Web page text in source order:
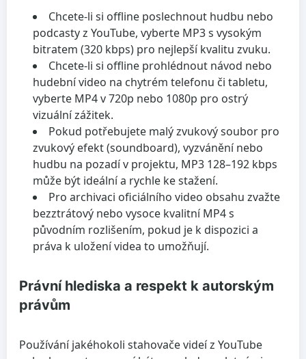
Chcete-li si offline poslechnout hudbu nebo
podcasty z YouTube, vyberte MP3 s vysokým
bitratem (320 kbps) pro nejlepší kvalitu zvuku.
Chcete-li si offline prohlédnout návod nebo
hudební video na chytrém telefonu či tabletu,
vyberte MP4 v 720p nebo 1080p pro ostrý
vizuální zážitek.
Pokud potřebujete malý zvukový soubor pro
zvukový efekt (soundboard), vyzvánění nebo
hudbu na pozadí v projektu, MP3 128–192 kbps
může být ideální a rychle ke stažení.
Pro archivaci oficiálního video obsahu zvažte
bezztrátový nebo vysoce kvalitní MP4 s
původním rozlišením, pokud je k dispozici a
práva k uložení videa to umožňují.
Právní hlediska a respekt k autorským
právům
Používání jakéhokoli stahovače videí z YouTube